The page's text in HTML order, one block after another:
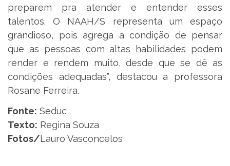
preparem pra atender e entender esses
talentos. O NAAH/S representa um espaço
grandioso, pois agrega a condição de pensar
que as pessoas com altas habilidades podem
render e rendem muito, desde que se dê as
condições adequadas”, destacou a professora
Rosane Ferreira.
Fonte: Seduc
Texto: Regina Souza
Fotos/Lauro Vasconcelos